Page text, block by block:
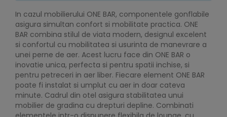
In cazul mobilierului ONE BAR, componentele gonflabile
asigura simultan confort si mobilitate practica. ONE
BAR combina stilul de viata modern, designul excelent
si confortul cu mobilitatea si usurinta de manevrare a
unei perne de aer. Acest lucru face din ONE BAR o
inovatie unica, perfecta si pentru spatii inchise, si
pentru petreceri in aer liber. Fiecare element ONE BAR
poate fi instalat si umplut cu aer in doar cateva
minute. Cadrul din otel asigura stabilitatea unui
mobilier de gradina cu drepturi depline. Combinati